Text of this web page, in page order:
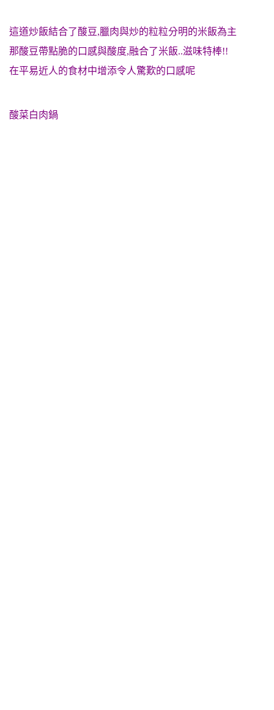
這道炒飯結合了酸豆,臘肉與炒的粒粒分明的米飯為主
那酸豆帶點脆的口感與酸度,融合了米飯..滋味特棒!!
在平易近人的食材中增添令人驚歎的 口感呢
酸菜白肉鍋